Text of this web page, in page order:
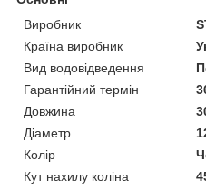
Виробник
Країна виробник
Вид водовідведення
Гарантійний термін
Довжина
Діаметр
Колір
Кут нахилу коліна